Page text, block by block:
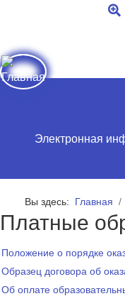
Электронная
Вы здесь: Главная
Платные
Положение о порядке
Образец договора об
Об оплате